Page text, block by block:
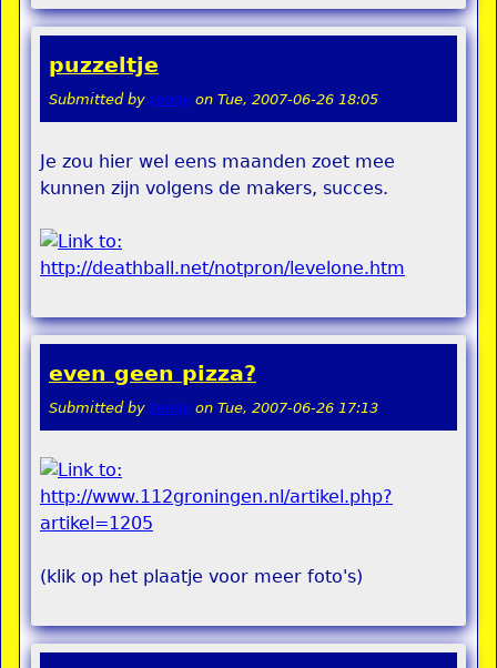
puzzeltje
Submitted by teddy on Tue, 2007-06-26 18:05
Je zou hier wel eens maanden zoet mee
kunnen zijn volgens de makers, succes.
even geen pizza?
Submitted by teddy on Tue, 2007-06-26 17:13
(klik op het plaatje voor meer foto's)